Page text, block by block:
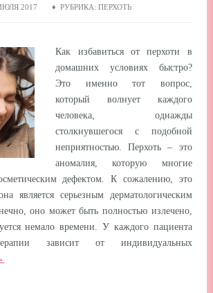
2017 ♦ РУБРИКА: ПЕРХОТЬ
Как избавиться от перхоти в
домашних условиях быстро?
Это именно тот вопрос,
который волнует каждого
человека, однажды
столкнувшегося с подобной
неприятностью. Перхоть – это
аномалия, которую многие
дефектом. К сожалению, это
является серьезным дерматологическим
оно может быть полностью излечено,
немало времени. У каждого пациента
зависит от индивидуальных